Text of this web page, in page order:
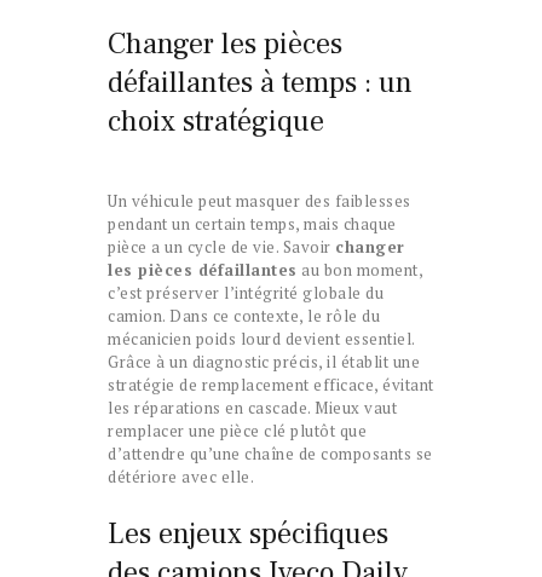
Changer les pièces
défaillantes à temps : un
choix stratégique
Un véhicule peut masquer des faiblesses
pendant un certain temps, mais chaque
pièce a un cycle de vie. Savoir changer
les pièces défaillantes au bon moment,
c’est préserver l’intégrité globale du
camion. Dans ce contexte, le rôle du
mécanicien poids lourd devient essentiel.
Grâce à un diagnostic précis, il établit une
stratégie de remplacement efficace, évitant
les réparations en cascade. Mieux vaut
remplacer une pièce clé plutôt que
d’attendre qu’une chaîne de composants se
détériore avec elle.
Les enjeux spécifiques